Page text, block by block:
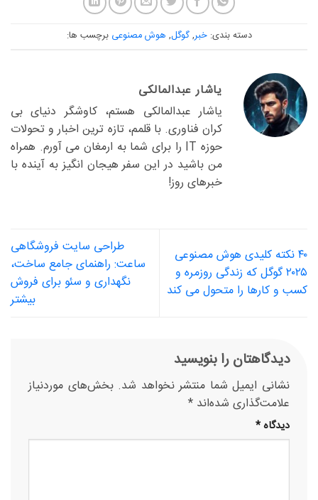
دسته بندی:خبر,گوگل, هوش مصنوعی برچسب ها:
یاشار عبدالمالکی
یاشار عبدالمالکی هستم، کاوشگر دنیای بی
کران فناوری. با قلمم، تازه ترین اخبار و تحولات
حوزه IT را برای شما به ارمغان می آورم. همراه
من باشید در این سفر هیجان انگیز به آینده با
خبرهای روز!
۴۰ نکته کلیدی هوش مصنوعی
۲۰۲۵ گوگل که زندگی روزمره و
کسب و کارها را متحول می کند
طراحی سایت فروشگاهی
ساعت: راهنمای جامع ساخت،
نگهداری و سئو برای فروش
بیشتر
دیدگاهتان را بنویسید
نشانی ایمیل شما منتشر نخواهد شد. بخش‌های موردنیاز
علامت‌گذاری شده‌اند *
دیدگاه*